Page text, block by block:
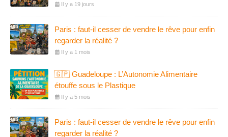
Il y a 19 jours
Paris : faut-il cesser de vendre le rêve pour enfin
regarder la réalité ?
Il y a 1 mois
🇬🇵 Guadeloupe : L’Autonomie Alimentaire
étouffe sous le Plastique
Il y a 5 mois
Paris : faut-il cesser de vendre le rêve pour enfin
regarder la réalité ?